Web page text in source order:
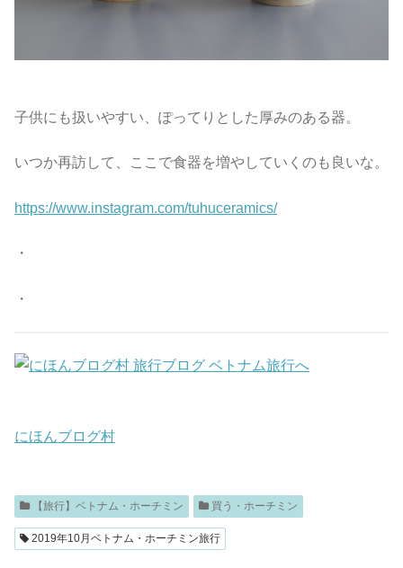
子供にも扱いやすい、ぽってりとした厚みのある器。
いつか再訪して、ここで食器を増やしていくのも良いな。
https://www.instagram.com/tuhuceramics/
・
・
にほんブログ村
【旅行】ベトナム・ホーチミン 買う・ホーチミン
2019年10月ベトナム・ホーチミン旅行